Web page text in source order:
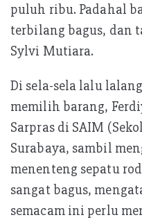
puluh ribu. Padahal
terbilang bagus, dan
Sylvi Mutiara.
Di sela-sela lalu
memilih barang,
Sarpras di SAIM
Surabaya, sambil
menenteng sepatu
sangat bagus,
semacam ini perlu